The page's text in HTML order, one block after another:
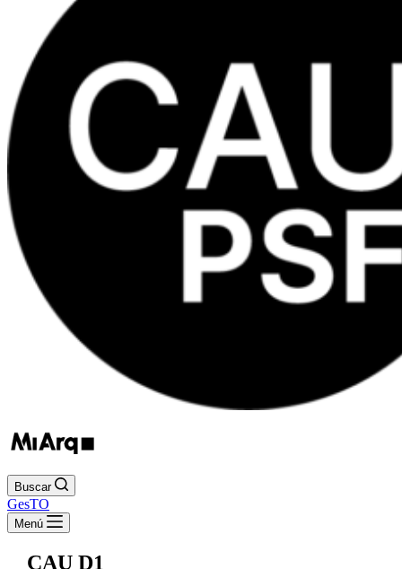
Buscar
GesTO
Menú
CAU D1